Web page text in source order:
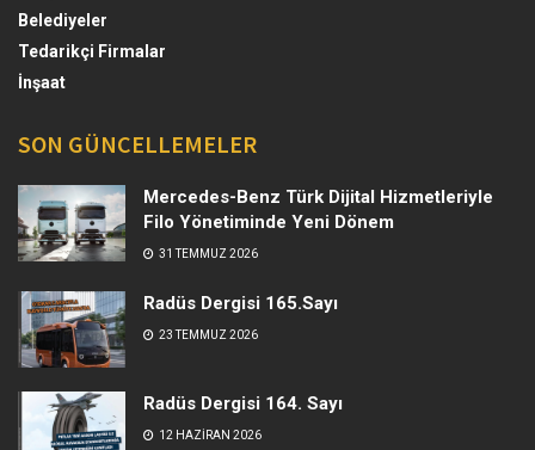
Belediyeler
Tedarikçi Firmalar
İnşaat
SON GÜNCELLEMELER
Mercedes-Benz Türk Dijital Hizmetleriyle
Filo Yönetiminde Yeni Dönem
31 TEMMUZ 2026
Radüs Dergisi 165.Sayı
23 TEMMUZ 2026
Radüs Dergisi 164. Sayı
12 HAZIRAN 2026